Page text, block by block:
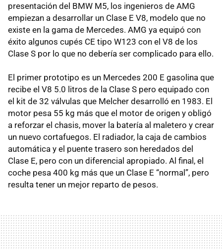
presentación del BMW M5, los ingenieros de AMG
empiezan a desarrollar un Clase E V8, modelo que no
existe en la gama de Mercedes. AMG ya equipó con
éxito algunos cupés CE tipo W123 con el V8 de los
Clase S por lo que no debería ser complicado para ello.
El primer prototipo es un Mercedes 200 E gasolina que
recibe el V8 5.0 litros de la Clase S pero equipado con
el kit de 32 válvulas que Melcher desarrolló en 1983. El
motor pesa 55 kg más que el motor de origen y obligó
a reforzar el chasis, mover la batería al maletero y crear
un nuevo cortafuegos. El radiador, la caja de cambios
automática y el puente trasero son heredados del
Clase E, pero con un diferencial apropiado. Al final, el
coche pesa 400 kg más que un Clase E “normal”, pero
resulta tener un mejor reparto de pesos.